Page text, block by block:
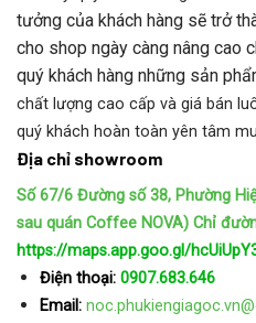
tưởng của khách hàng sẽ trở
cho shop ngày càng nâng cao
quý khách hàng những sản
chất lượng cao cấp và giá bán
quý khách hoàn toàn yên tâm
Địa chỉ showroom
Số 67/6 Đường số 38, Phường
sau quán Coffee NOVA) Chỉ
https://maps.app.goo.gl/
Điện thoại: 0907.683.646
Email: